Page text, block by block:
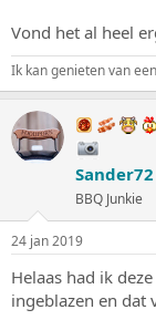
Vond het al heel
Ik kan genieten van
Sander72
BBQ Junkie
24 jan 2019
Helaas had ik
ingeblazen en dat